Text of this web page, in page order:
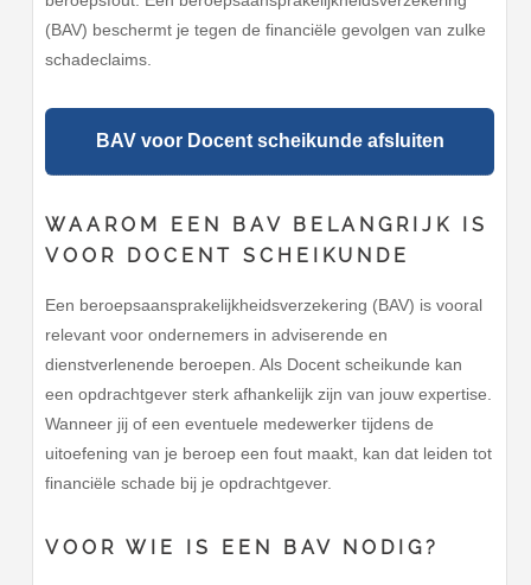
(BAV) beschermt je tegen de financiële gevolgen van zulke
schadeclaims.
BAV voor Docent scheikunde afsluiten
WAAROM EEN BAV BELANGRIJK IS
VOOR DOCENT SCHEIKUNDE
Een beroepsaansprakelijkheidsverzekering (BAV) is vooral
relevant voor ondernemers in adviserende en
dienstverlenende beroepen. Als Docent scheikunde kan
een opdrachtgever sterk afhankelijk zijn van jouw expertise.
Wanneer jij of een eventuele medewerker tijdens de
uitoefening van je beroep een fout maakt, kan dat leiden tot
financiële schade bij je opdrachtgever.
VOOR WIE IS EEN BAV NODIG?